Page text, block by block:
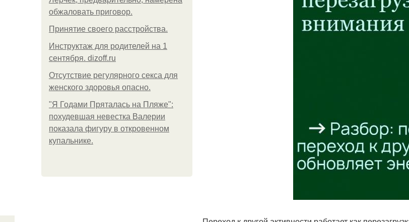
обжаловать приговор.
Принятие своего расстройства.
Инструктаж для родителей на 1
сентября. dizoff.ru
Отсутствие регулярного секса для
женского здоровья опасно.
"Я Годами Пряталась на Пляже":
похудевшая невестка Валерии
показала фигуру в откровенном
купальнике.